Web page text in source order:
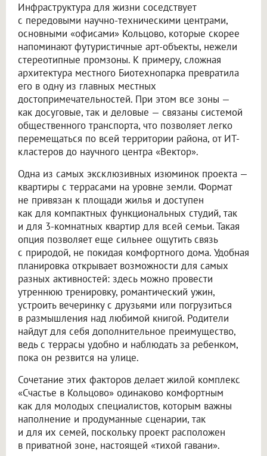
Инфраструктура для жизни соседствует
с передовыми научно-техническими центрами,
основными «офисами» Кольцово, которые скорее
напоминают футуристичные арт-объекты, нежели
стереотипные промзоны. К примеру, сложная
архитектура местного Биотехнопарка превратила
его в одну из главных местных
достопримечательностей. При этом все зоны —
как досуговые, так и деловые — связаны системой
общественного транспорта, что позволяет легко
перемещаться по всей территории района, от ИТ-
кластеров до научного центра «Вектор».
Одна из самых эксклюзивных изюминок проекта —
квартиры с террасами на уровне земли. Формат
не привязан к площади жилья и доступен
как для компактных функциональных студий, так
и для 3-комнатных квартир для всей семьи. Такая
опция позволяет еще сильнее ощутить связь
с природой, не покидая комфортного дома. Удобная
планировка открывает возможности для самых
разных активностей: здесь можно провести
утреннюю тренировку, романтический ужин,
устроить вечеринку с друзьями или погрузиться
в размышления над любимой книгой. Родители
найдут для себя дополнительное преимущество,
ведь с террасы удобно и наблюдать за ребенком,
пока он резвится на улице.
Сочетание этих факторов делает жилой комплекс
«Счастье в Кольцово» одинаково комфортным
как для молодых специалистов, которым важны
наполнение и продуманные сценарии, так
и для их семей, поскольку проект расположен
в приватной зоне, настоящей «тихой гавани».